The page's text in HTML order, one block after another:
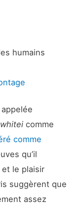
humains
comme
comme
qu’il
et le plaisir
suggèrent que
assez